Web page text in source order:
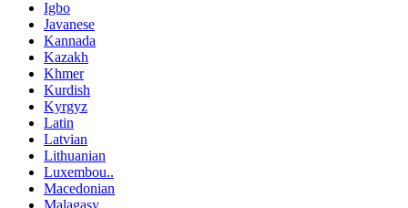
Igbo
Javanese
Kannada
Kazakh
Khmer
Kurdish
Kyrgyz
Latin
Latvian
Lithuanian
Luxembou..
Macedonian
Malagasy